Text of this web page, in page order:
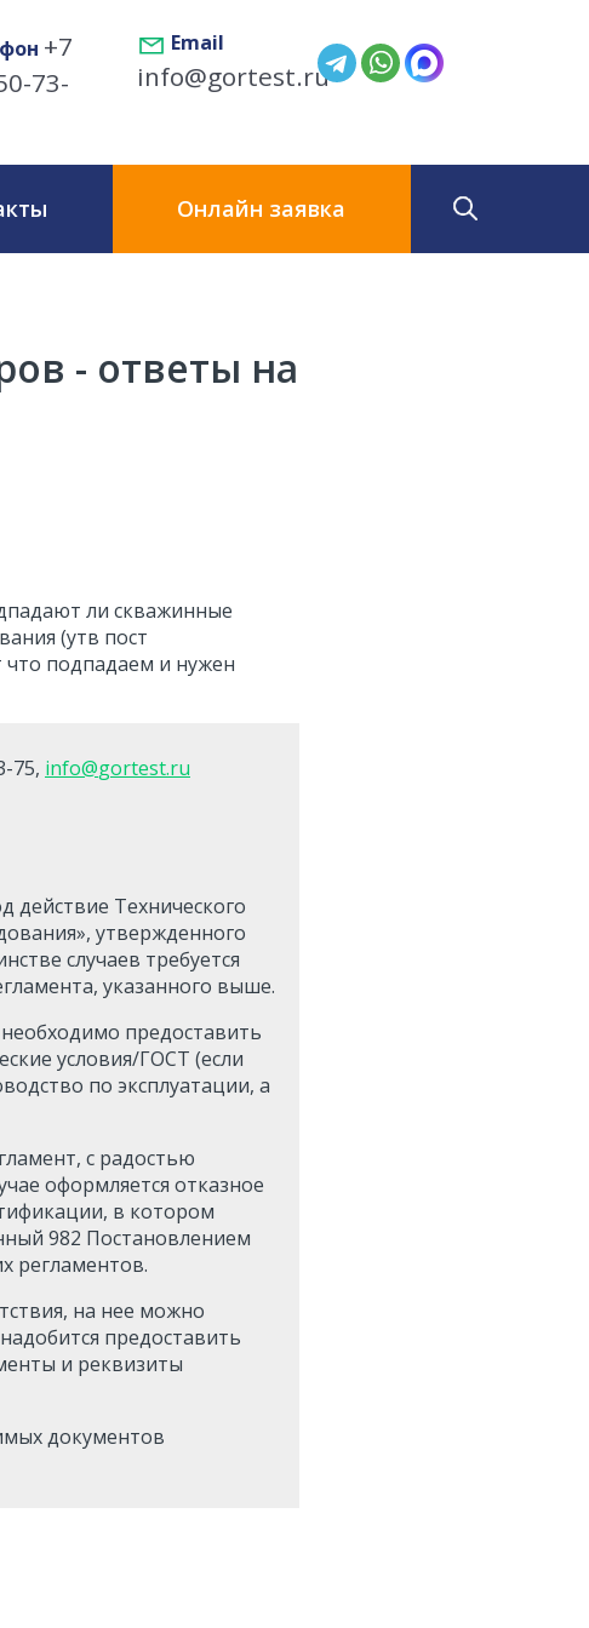
+7
73-
Email
info@gortest.ru
Онлайн заявка
- ответы на
ли скважинные
(утв пост
что подпадаем и нужен
75, info@gortest.ru
действие Технического
утвержденного
случаев требуется
указанного выше.
предоставить
условия/ГОСТ (если
по эксплуатации, а
с радостью
оформляется отказное
в котором
982 Постановлением
регламентов.
на нее можно
предоставить
и реквизиты
документов